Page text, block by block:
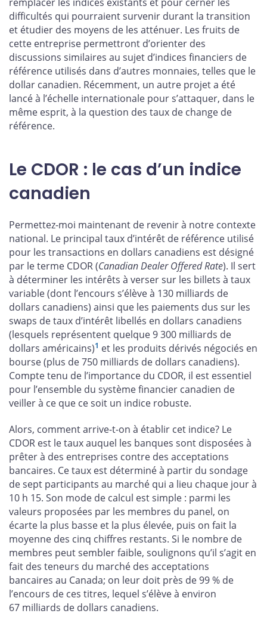
difficultés qui pourraient survenir durant la transition
et étudier des moyens de les atténuer. Les fruits de
cette entreprise permettront d’orienter des
discussions similaires au sujet d’indices financiers de
référence utilisés dans d’autres monnaies, telles que le
dollar canadien. Récemment, un autre projet a été
lancé à l’échelle internationale pour s’attaquer, dans le
même esprit, à la question des taux de change de
référence.
Le CDOR : le cas d’un indice
canadien
Permettez-moi maintenant de revenir à notre contexte
national. Le principal taux d’intérêt de référence utilisé
pour les transactions en dollars canadiens est désigné
par le terme CDOR (Canadian Dealer Offered Rate). Il sert
à déterminer les intérêts à verser sur les billets à taux
variable (dont l’encours s’élève à 130 milliards de
dollars canadiens) ainsi que les paiements dus sur les
swaps de taux d’intérêt libellés en dollars canadiens
(lesquels représentent quelque 9 300 milliards de
dollars américains)1 et les produits dérivés négociés en
bourse (plus de 750 milliards de dollars canadiens).
Compte tenu de l’importance du CDOR, il est essentiel
pour l’ensemble du système financier canadien de
veiller à ce que ce soit un indice robuste.
Alors, comment arrive-t-on à établir cet indice? Le
CDOR est le taux auquel les banques sont disposées à
prêter à des entreprises contre des acceptations
bancaires. Ce taux est déterminé à partir du sondage
de sept participants au marché qui a lieu chaque jour à
10 h 15. Son mode de calcul est simple : parmi les
valeurs proposées par les membres du panel, on
écarte la plus basse et la plus élevée, puis on fait la
moyenne des cinq chiffres restants. Si le nombre de
membres peut sembler faible, soulignons qu’il s’agit en
fait des teneurs du marché des acceptations
bancaires au Canada; on leur doit près de 99 % de
l’encours de ces titres, lequel s’élève à environ
67 milliards de dollars canadiens.